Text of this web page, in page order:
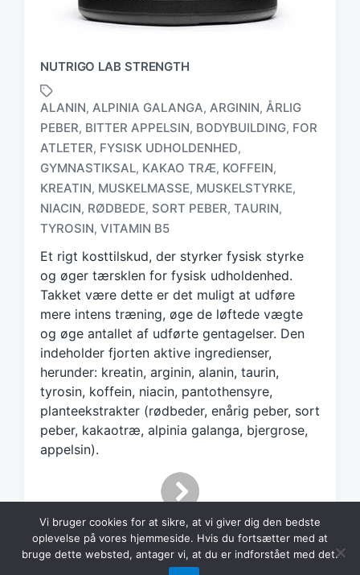
NUTRIGO LAB STRENGTH
T
a
g
e
d
w
i
h
ALANIN, ALPINIA GALANGA, ARGININ, ÅRLIG
PEBER, BITTER APPELSIN, BODYBUILDING, FOR
ATLETER, FYSISK UDHOLDENHED,
GYMNASTIKSAL, KAKAO TRÆ, KOFFEIN,
KREATIN, MUSKELMASSE, MUSKELSTYRKE,
NIACIN, RØDBEDE, SORT PEBER, TAURIN,
TYROSIN, VITAMIN B5
Et rigt kosttilskud, der styrker fysisk styrke
og øger tærsklen for fysisk udholdenhed.
Takket være dette er det muligt at udføre
mere intens træning, øge de løftede vægte
og øge antallet af udførte gentagelser. Den
indeholder fjorten aktive ingredienser,
herunder: kreatin, arginin, alanin, taurin,
tyrosin, koffein, niacin, pantothensyre,
planteekstrakter (rødbeder, enårig peber, sort
peber, kakaotræ, alpinia galanga, bjergrose,
appelsin).
Vi bruger cookies for at sikre, at vi giver dig den bedste
oplevelse på vores hjemmeside. Hvis du fortsætter med at
bruge dette websted, antager vi, at du er indforstået med det.